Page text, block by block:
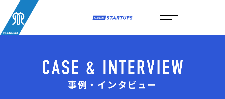
事例・インタビュー